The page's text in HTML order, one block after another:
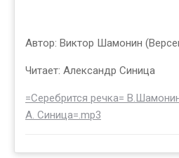
Автор: Виктор Шамонин
Читает: Александр Синица
=Серебрится речка=
А. Синица=.mp3